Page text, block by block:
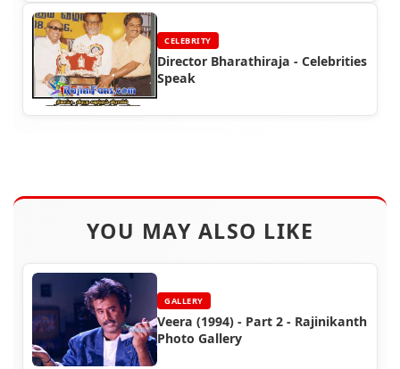
CELEBRITY
Director Bharathiraja - Celebrities
Speak
YOU MAY ALSO LIKE
GALLERY
Veera (1994) - Part 2 - Rajinikanth
Photo Gallery